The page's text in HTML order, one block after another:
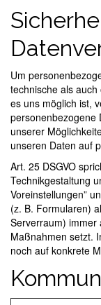
Um
technische als
es uns möglich ist,
personenbezogene
unserer
unseren Daten auf
Art. 25 DSGVO
Technikgestaltung
Voreinstellungen”
(z. B. Formularen)
Serverraum) immer
Maßnahmen setzt.
noch auf konkrete